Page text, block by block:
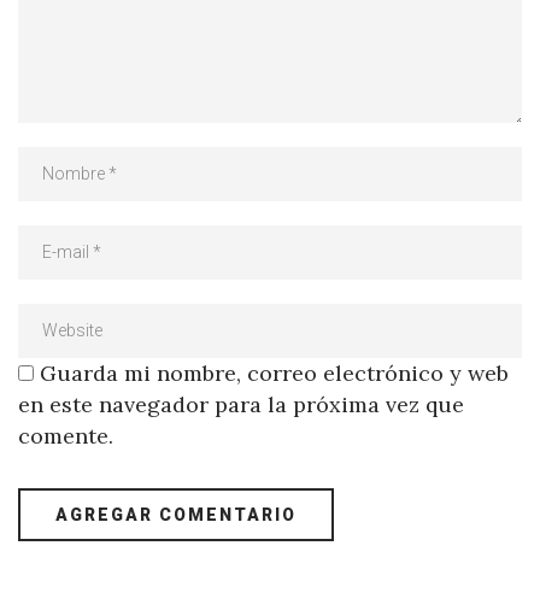
Guarda mi nombre, correo electrónico y web
en este navegador para la próxima vez que
comente.